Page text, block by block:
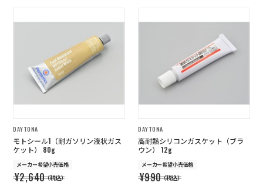
DAYTONA
モトシール1（耐ガソリン液状ガス
ケット） 80g
メーカー希望小売価格
¥2,640（税込）
DAYTONA
高耐熱シリコンガスケット（ブラ
ウン） 12g
メーカー希望小売価格
¥990（税込）